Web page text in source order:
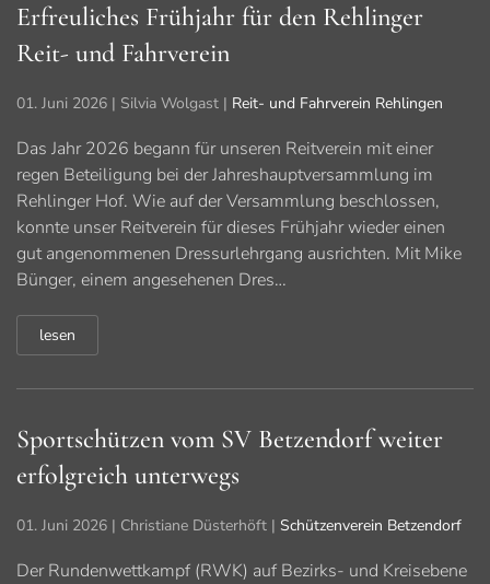
Erfreuliches Frühjahr für den Rehlinger
Reit- und Fahrverein
01. Juni 2026 | Silvia Wolgast | Reit- und Fahrverein Rehlingen
Das Jahr 2026 begann für unseren Reitverein mit einer
regen Beteiligung bei der Jahreshauptversammlung im
Rehlinger Hof. Wie auf der Versammlung beschlossen,
konnte unser Reitverein für dieses Frühjahr wieder einen
gut angenommenen Dressurlehrgang ausrichten. Mit Mike
Bünger, einem angesehenen Dres…
lesen
Sportschützen vom SV Betzendorf weiter
erfolgreich unterwegs
01. Juni 2026 | Christiane Düsterhöft | Schützenverein Betzendorf
Der Rundenwettkampf (RWK) auf Bezirks- und Kreisebene